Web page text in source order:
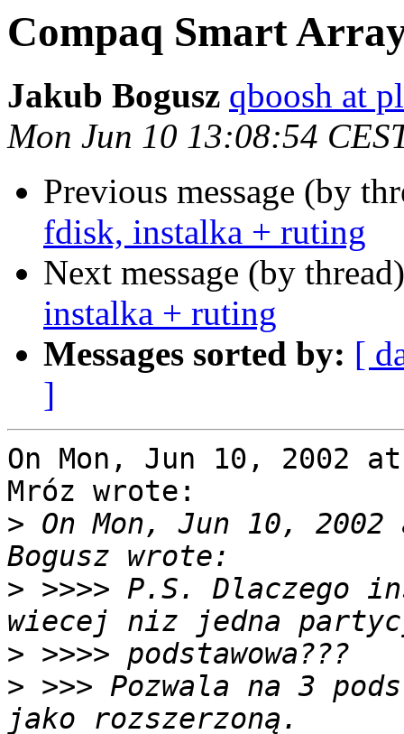
Compaq Smart
Jakub Bogusz qboosh at
Mon Jun 10 13:08:54
Previous message (by
fdisk, instalka + ruting
Next message (by
instalka + ruting
Messages sorted by: [
]
On Mon, Jun 10, 2002
Mróz wrote:
> On Mon, Jun 10,
> >>>> P.S. Dlaczego
>
> >>> Pozwala na 3